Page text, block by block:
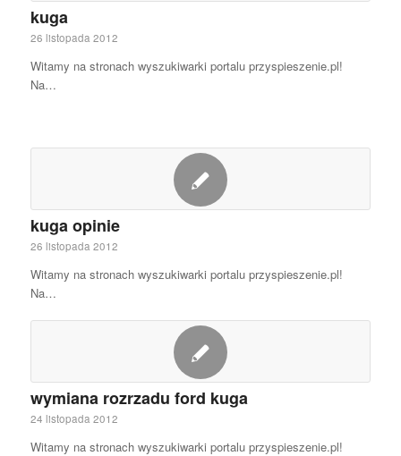
kuga
26 listopada 2012
Witamy na stronach wyszukiwarki portalu przyspieszenie.pl!
Na…
kuga opinie
26 listopada 2012
Witamy na stronach wyszukiwarki portalu przyspieszenie.pl!
Na…
wymiana rozrzadu ford kuga
24 listopada 2012
Witamy na stronach wyszukiwarki portalu przyspieszenie.pl!